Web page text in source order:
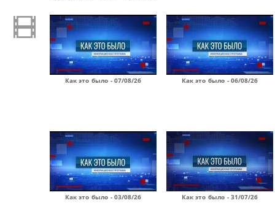
Как это было - 07/08/26 Как это было - 06/08/26
Как это было - 03/08/26 Как это было - 31/07/26